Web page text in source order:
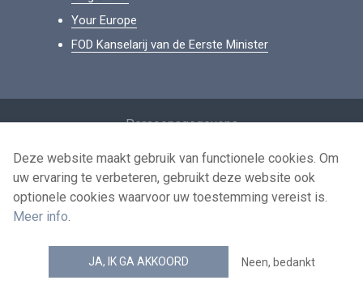
Your Europe
FOD Kanselarij van de Eerste Minister
Persoonsgegevens
Voorwaarden voor het hergebruik
Contacteer ons
news.belgium RSS feed
© 2026 - news.belgium.be
Deze website maakt gebruik van functionele cookies. Om
uw ervaring te verbeteren, gebruikt deze website ook
optionele cookies waarvoor uw toestemming vereist is.
Meer info.
JA, IK GA AKKOORD Neen, bedankt